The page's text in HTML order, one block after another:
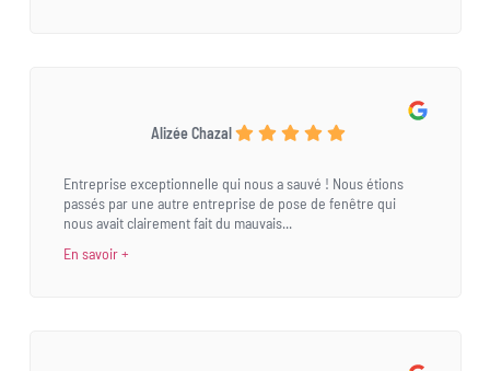
Alizée Chazal
Entreprise exceptionnelle qui nous a sauvé ! Nous étions
passés par une autre entreprise de pose de fenêtre qui
nous avait clairement fait du mauvais...
En savoir +